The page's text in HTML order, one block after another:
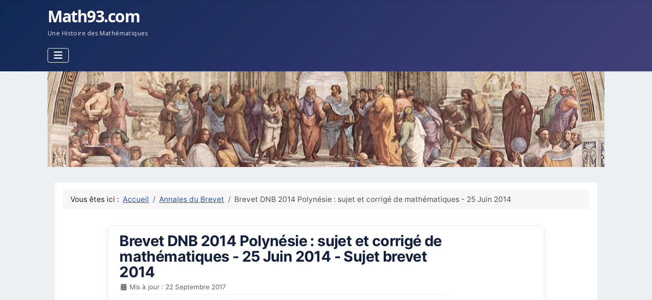
Math93.com
Une Histoire des Mathématiques
Vous êtes ici :Accueil Annales du Brevet Brevet DNB 2014 Polynésie : sujet et corrigé de mathématiques - 25 Juin 2014
Brevet DNB 2014 Polynésie : sujet et corrigé de
mathématiques - 25 Juin 2014 - Sujet brevet
2014
Mis à jour : 22 Septembre 2017